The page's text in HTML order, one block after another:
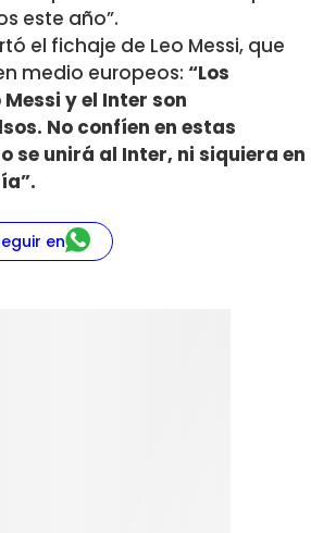
este año”.
el fichaje de Leo Messi, que
medio europeos: “Los
y el Inter son
No confíen en estas
se unirá al Inter, ni siquiera en
en